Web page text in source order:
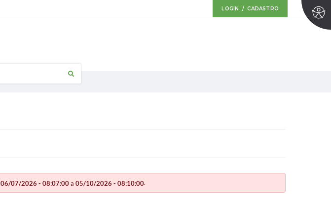
LOGIN / CADASTRO
06/07/2026 - 08:07:00a 05/10/2026 - 08:10:00.